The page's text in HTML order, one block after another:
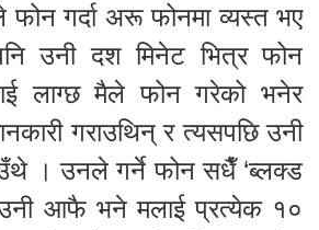
फोन गर्दा अरू फोनमा व्यस्त भए
उनी दश मिनेट भित्र फोन
लाग्छ मैले फोन गरेको भनेर
गराउथिन् र त्यसपछि उनी
। उनले गर्ने फोन सधैँ ‘ब्लक्ड
उनी आफै भने मलाई प्रत्येक १०